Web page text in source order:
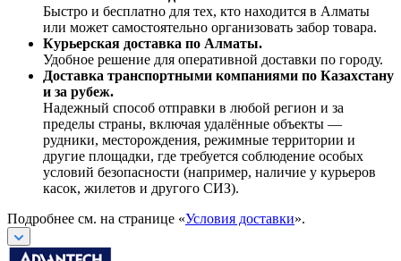
Быстро и бесплатно для тех, кто находится в Алматы
или может самостоятельно организовать забор товара.
Курьерская доставка по Алматы.
Удобное решение для оперативной доставки по городу.
Доставка транспортными компаниями по Казахстану
и за рубеж.
Надежный способ отправки в любой регион и за
пределы страны, включая удалённые объекты —
рудники, месторождения, режимные территории и
другие площадки, где требуется соблюдение особых
условий безопасности (например, наличие у курьеров
касок, жилетов и другого СИЗ).
Подробнее см. на странице «Условия доставки».